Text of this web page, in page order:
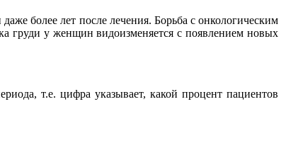
более лет после лечения. Борьба с онкологическим
груди у женщин видоизменяется с появлением новых
т.е. цифра указывает, какой процент пациентов